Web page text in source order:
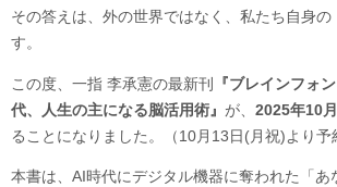
その答えは、外の世界ではなく、私たち自身の
す。
この度、一指 李承憲の最新刊
『ブレインフォ
代、人生の主になる脳活用術』 が、 2025年10
ることになりました。（10月13日(月祝)より予
本書は、AI時代にデジタル機器に奪われた「あ